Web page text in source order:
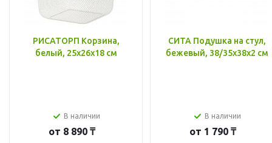
РИСАТОРП Корзина,
белый, 25x26x18 см
В наличии
от 8 890 ₸
СИТА Подушка на стул,
бежевый, 38/35x38x2 см
В наличии
от 1 790 ₸